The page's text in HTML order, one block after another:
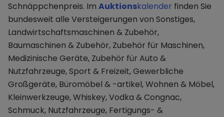
Schnäppchenpreis. Im Auktionskalender finden Sie
bundesweit alle Versteigerungen von Sonstiges,
Landwirtschaftsmaschinen & Zubehör,
Baumaschinen & Zubehör, Zubehör für Maschinen,
Medizinische Geräte, Zubehör für Auto &
Nutzfahrzeuge, Sport & Freizeit, Gewerbliche
Großgeräte, Büromöbel & -artikel, Wohnen & Möbel,
Kleinwerkzeuge, Whiskey, Vodka & Congnac,
Schmuck, Nutzfahrzeuge, Fertigungs- &